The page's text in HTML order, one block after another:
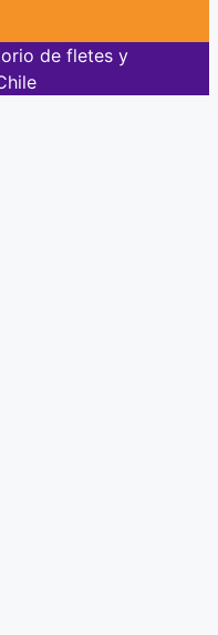
de fletes y